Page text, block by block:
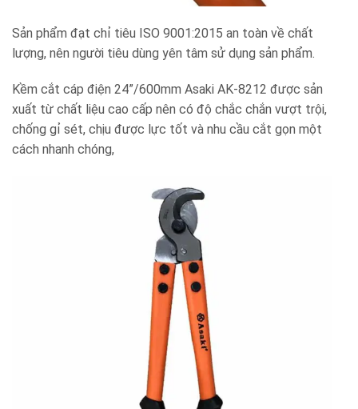
Sản phẩm đạt chỉ tiêu ISO 9001:2015 an toàn về chất
lượng, nên người tiêu dùng yên tâm sử dụng sản phẩm.
Kềm cắt cáp điện 24”/600mm Asaki AK-8212 được sản
xuất từ chất liệu cao cấp nên có độ chắc chắn vượt trội,
chống gỉ sét, chịu được lực tốt và nhu cầu cắt gọn một
cách nhanh chóng,